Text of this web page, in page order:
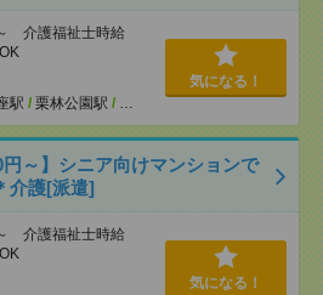
介護福祉士時給
駅 / 栗林公園駅 / …
気になる！
円～】シニア向けマンションで
介護[派遣]
介護福祉士時給
気になる！